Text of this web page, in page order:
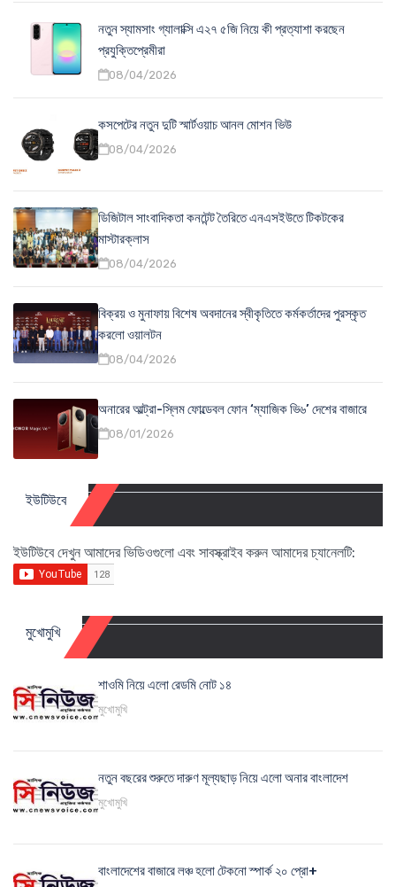
নতুন স্যামসাং গ্যালাক্সি এ২৭ ৫জি নিয়ে কী প্রত্যাশা করছেন
প্রযুক্তিপ্রেমীরা
08/04/2026
কসপেটের নতুন দুটি স্মার্টওয়াচ আনল মোশন ভিউ
08/04/2026
ডিজিটাল সাংবাদিকতা কনটেন্ট তৈরিতে এনএসইউতে টিকটকের
মাস্টারক্লাস
08/04/2026
বিক্রয় ও মুনাফায় বিশেষ অবদানের স্বীকৃতিতে কর্মকর্তাদের পুরস্কৃত
করলো ওয়ালটন
08/04/2026
অনারের আল্ট্রা-স্লিম ফোল্ডেবল ফোন ‘ম্যাজিক ভি৬’ দেশের বাজারে
08/01/2026
ইউটিউবে
ইউটিউবে দেখুন আমাদের ভিডিওগুলো এবং সাবস্ক্রাইব করুন আমাদের চ্যানেলটি:
মুখোমুখি
শাওমি নিয়ে এলো রেডমি নোট ১৪
মুখোমুখি
নতুন বছরের শুরুতে দারুণ মূল্যছাড় নিয়ে এলো অনার বাংলাদেশ
মুখোমুখি
বাংলাদেশের বাজারে লঞ্চ হলো টেকনো স্পার্ক ২০ প্রো+